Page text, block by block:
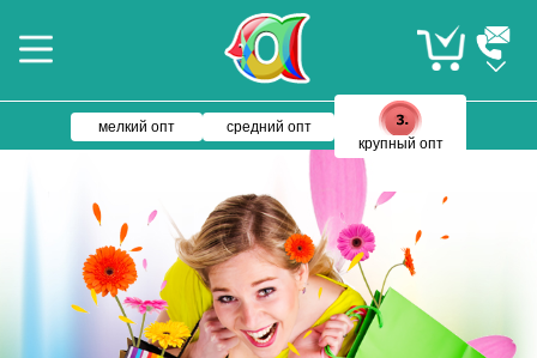
мелкий опт
средний опт
крупный опт